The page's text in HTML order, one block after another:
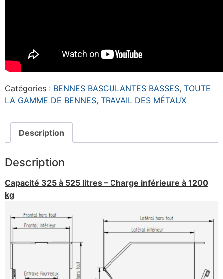
Catégories : BENNES BASCULANTES BASSES, TOUTE
LA GAMME DE BENNES, TRAVAIL DES MÉTAUX
Description
Description
Capacité 325 à 525 litres – Charge inférieure à 1200
kg